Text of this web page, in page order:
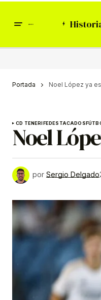
Portada Noel López ya
CD TENERIFEDESTACADOS
Noel
por Sergio Delgado